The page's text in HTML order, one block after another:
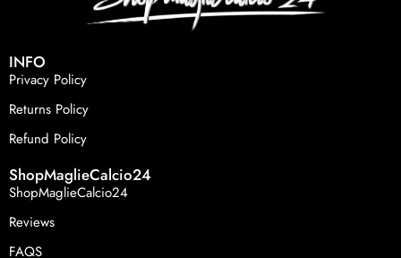
INFO
Privacy Policy
Returns Policy
Refund Policy
ShopMaglieCalcio24
ShopMaglieCalcio24
Reviews
FAQS